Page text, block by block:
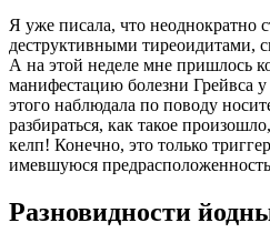
Я уже писала, что неоднократно
деструктивными тиреоидитами,
А на этой неделе мне пришлось
манифестацию болезни Грейвса
этого наблюдала по поводу
разбираться, как такое
келп! Конечно, это только
имевшуюся
Разновидности